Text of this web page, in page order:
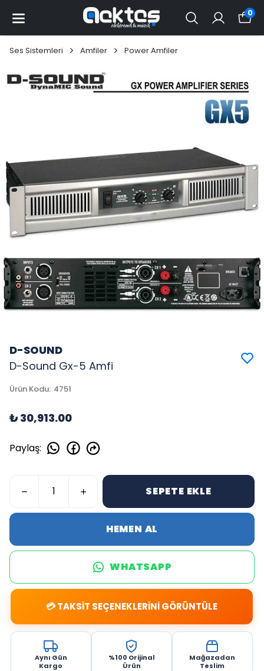
0
Ses Sistemleri Amfiler Power Amfiler
D-SOUND
D-Sound Gx-5 Amfi
Ürün Kodu: 4751
₺ 30,913.00
Paylaş:
SEPETE EKLE
HEMEN AL
WHATSAPP
💳 TAKSİT SEÇENEKLERİNİ GÖRÜNTÜLE
Aynı Gün
Kargo
%100 Orijinal
Ürün
Mağazadan
Teslim